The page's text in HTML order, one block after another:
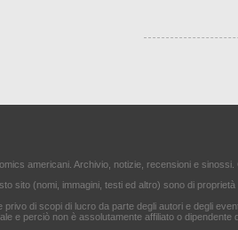
americani. Archivio, notizie, recensioni e
sito (nomi, immagini, testi ed altro) sono di
privo di scopi di lucro da parte degli autori e degli
e perciò non è assolutamente affiliato o dipendente